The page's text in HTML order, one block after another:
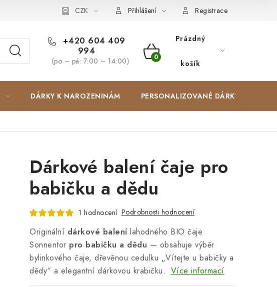
Zakázková výroba Spolupracujeme Blog
CZK Přihlášení Registrace
+420 604 409
994
(po – pá: 7:00 – 14:00)
NÁKUPNÍ
Prázdný
košík
DÁRKY K NAROZENINÁM PERSONALIZOVANÉ DÁRKY ✨
Dárkové balení čaje pro
babičku a dědu
1 hodnocení Podrobnosti hodnocení
Originální dárkové balenílahodného BIO čaje
Sonnentor pro babičku a dědu — obsahuje výběr
bylinkového čaje, dřevěnou cedulku „Vítejte u babičky a
dědy“ a elegantní dárkovou krabičku. Více informací